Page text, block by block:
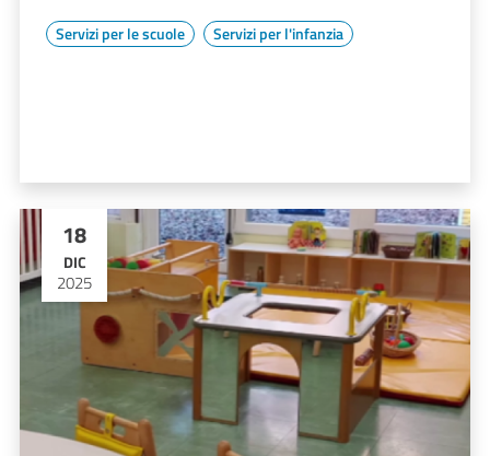
Servizi per le scuole Servizi per l'infanzia
18
DIC
2025